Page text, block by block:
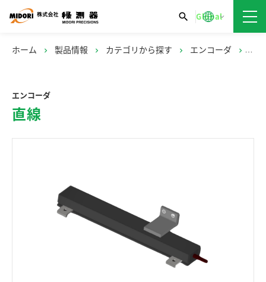
ホーム chevron_right 製品情報 chevron_right カテゴリから探す chevron_right エンコーダ chevron_right 直線
エンコーダ
直線